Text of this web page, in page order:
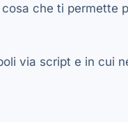
che ti permette
via script e in cui